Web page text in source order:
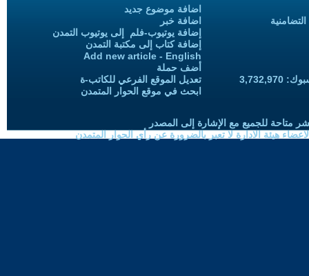
اضافة موضوع جديد
اضافة خبر
إضافة يوتيوب-فلم إلى يوتيوب التمدن
إضافة كتاب إلى مكتبة التمدن
Add new article - English
أضف حملة
تعديل الموقع الفرعي للكاتب-ة
ابحث في موقع الحوار المتمدن
متاحة للجميع مع الإشارة إلى المصدر
هيئة الادارة لا تعبر بالضرورة عن رأي الحوار المتمدن